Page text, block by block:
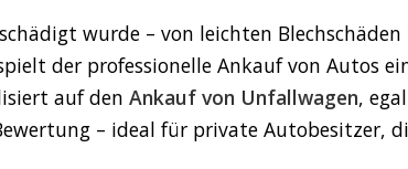
wurde – von leichten
der professionelle Ankauf von Autos
auf den Ankauf von Unfallwagen,
– ideal für private Autobesitzer,